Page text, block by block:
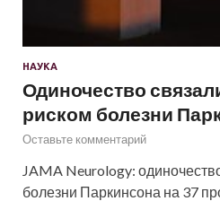
НАУКА
Одиночество
риском болезни
Оставьте комментарий
JAMA Neurology:
болезни Паркинсона на 37